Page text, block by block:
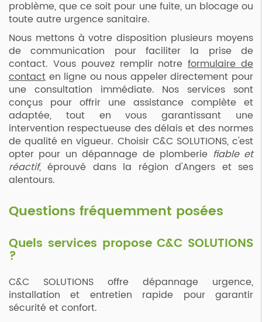
problème, que ce soit pour une fuite, un blocage ou
toute autre urgence sanitaire.
Nous mettons à votre disposition plusieurs moyens
de communication pour faciliter la prise de
contact. Vous pouvez remplir notreformulaire de
contact en ligne ou nous appeler directement pour
une consultation immédiate. Nos services sont
conçus pour offrir une assistance complète et
adaptée, tout en vous garantissant une
intervention respectueuse des délais et des normes
de qualité en vigueur. Choisir C&C SOLUTIONS, c'est
opter pour un dépannage de plomberie fiable et
réactif, éprouvé dans la région d'Angers et ses
alentours.
Questions fréquemment posées
Quels services propose C&C SOLUTIONS
?
C&C SOLUTIONS offre dépannage urgence,
installation et entretien rapide pour garantir
sécurité et confort.